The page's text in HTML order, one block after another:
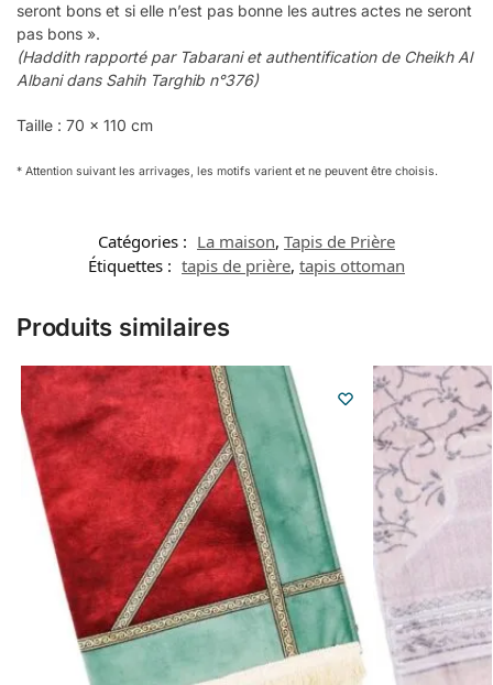
seront bons et si elle n’est pas bonne les autres actes ne seront
pas bons ».
(Haddith rapporté par Tabarani et authentification de Cheikh Al
Albani dans Sahih Targhib n°376)
Taille : 70 x 110 cm
* Attention suivant les arrivages, les motifs varient et ne peuvent être choisis.
Catégories : La maison, Tapis de Prière
Étiquettes : tapis de prière, tapis ottoman
Produits similaires